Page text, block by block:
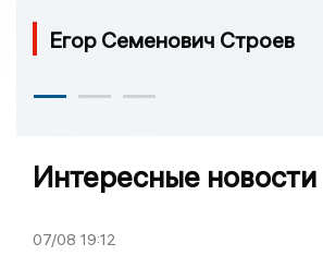
Егор Семенович Строев
Интересные новости
07/08 19:12